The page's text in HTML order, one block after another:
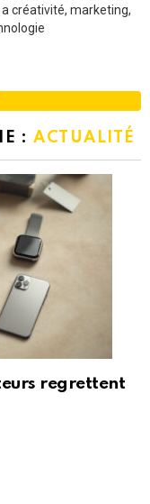
créativité, marketing,
: ACTUALITÉ
regrettent